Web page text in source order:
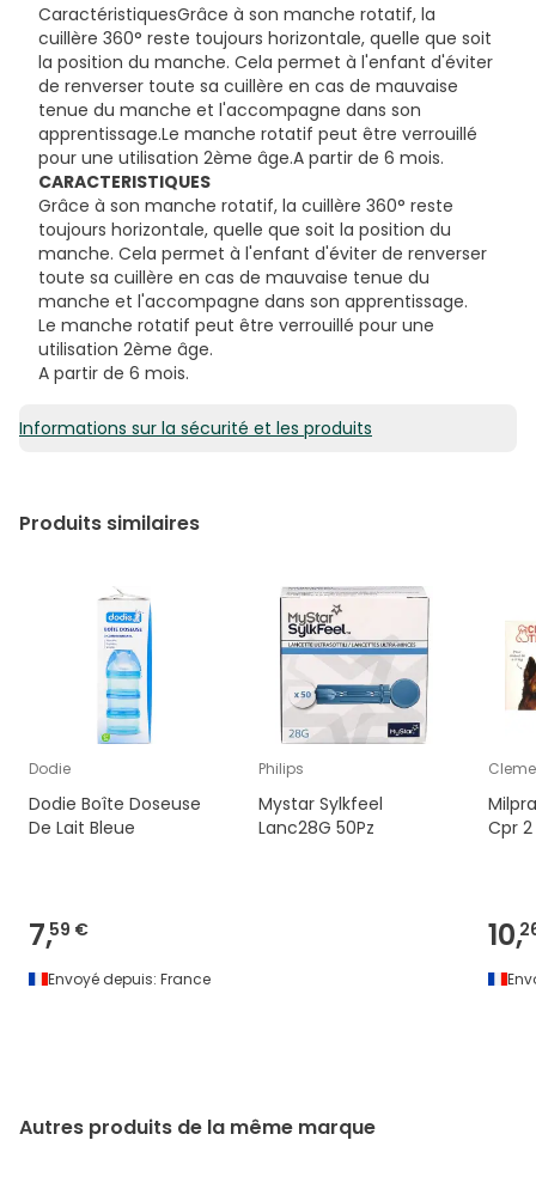
CaractéristiquesGrâce à son manche rotatif, la
cuillère 360° reste toujours horizontale, quelle que soit
la position du manche. Cela permet à l'enfant d'éviter
de renverser toute sa cuillère en cas de mauvaise
tenue du manche et l'accompagne dans son
apprentissage.Le manche rotatif peut être verrouillé
pour une utilisation 2ème âge.A partir de 6 mois.
CARACTERISTIQUES
Grâce à son manche rotatif, la cuillère 360° reste
toujours horizontale, quelle que soit la position du
manche. Cela permet à l'enfant d'éviter de renverser
toute sa cuillère en cas de mauvaise tenue du
manche et l'accompagne dans son apprentissage.
Le manche rotatif peut être verrouillé pour une
utilisation 2ème âge.
A partir de 6 mois.
Informations sur la sécurité et les produits
Produits similaires
Dodie
Dodie Boîte Doseuse
De Lait Bleue
7,59 €
Envoyé depuis: France
Philips
Mystar Sylkfeel
Lanc28G 50Pz
Cpr 2
10,
Autres produits de la même marque